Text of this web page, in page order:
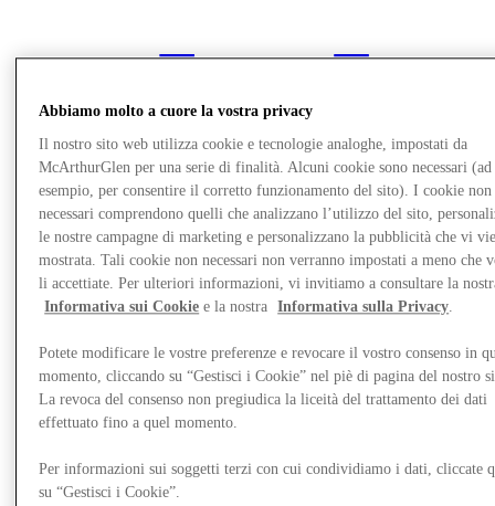
Abbiamo molto a cuore la vostra privacy
Il nostro sito web utilizza cookie e tecnologie analoghe, impostati da
McArthurGlen per una serie di finalità. Alcuni cookie sono necessari (ad
esempio, per consentire il corretto funzionamento del sito). I cookie non
necessari comprendono quelli che analizzano l’utilizzo del sito,
le nostre campagne di marketing e personalizzano la pubblicità che vi
mostrata. Tali cookie non necessari non verranno impostati a meno che
li accettiate. Per ulteriori informazioni, vi invitiamo a consultare la
Informativa sui Cookie e la nostra Informativa sulla Privacy.
Potete modificare le vostre preferenze e revocare il vostro consenso in
momento, cliccando su “Gestisci i Cookie” nel piè di pagina del nostro
La revoca del consenso non pregiudica la liceità del trattamento dei dati
effettuato fino a quel momento.
Per informazioni sui soggetti terzi con cui condividiamo i dati, cliccate
su “Gestisci i Cookie”.